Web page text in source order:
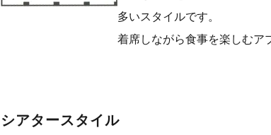
多いスタイルです。
着席しながら食事を楽しむア
シアタースタイル